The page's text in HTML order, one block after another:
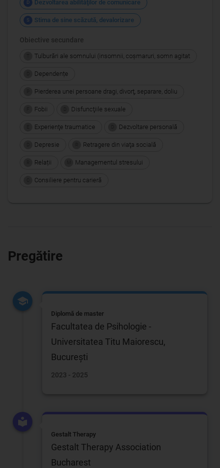
D Dezvoltarea abilităţilor de comunicare
S Stima de sine scăzută, devalorizare
Obiective secundare
Tulburări ale somnului (insomnii, coşmaruri, somn agitat
Dependențe
Pierderea unei persoane dragi, divorţ, separare, doliu
Fobii Disfuncţiile sexuale
Experienţe traumatice Dezvoltare personală
Depresie Retragere din viaţa socială
Relații Managementul stresului
Consiliere pentru carieră
Pregătire
Diplomă de master
Facultatea de Psihologie -
Universitatea Titu Maiorescu,
Bucureşti
2023 - 2025
Gestalt Therapy
Gestalt Therapy Association
Bucharest